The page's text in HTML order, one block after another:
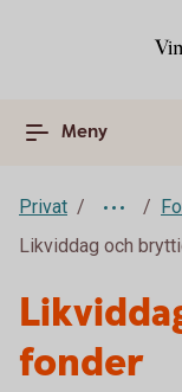
Meny
Privat
Likviddag och
fonder